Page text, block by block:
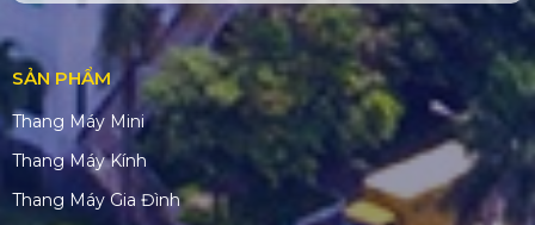
SẢN PHẨM
Thang Máy Mini
Thang Máy Kính
Thang Máy Gia Đình